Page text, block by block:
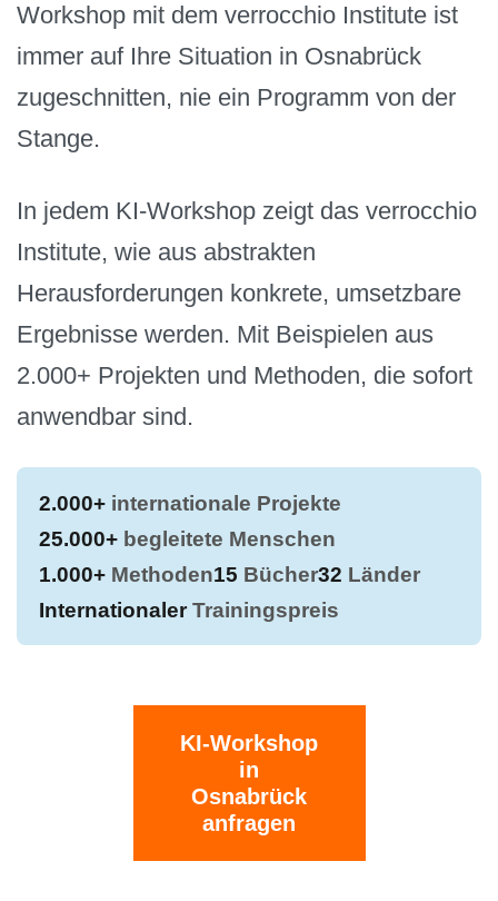
Workshop mit dem verrocchio Institute ist
immer auf Ihre Situation in Osnabrück
zugeschnitten, nie ein Programm von der
Stange.
In jedem KI-Workshop zeigt das verrocchio
Institute, wie aus abstrakten
Herausforderungen konkrete, umsetzbare
Ergebnisse werden. Mit Beispielen aus
2.000+ Projekten und Methoden, die sofort
anwendbar sind.
2.000+ internationale Projekte
25.000+ begleitete Menschen
1.000+ Methoden15 Bücher32 Länder
InternationalerTrainingspreis
KI-Workshop
in
Osnabrück
anfragen